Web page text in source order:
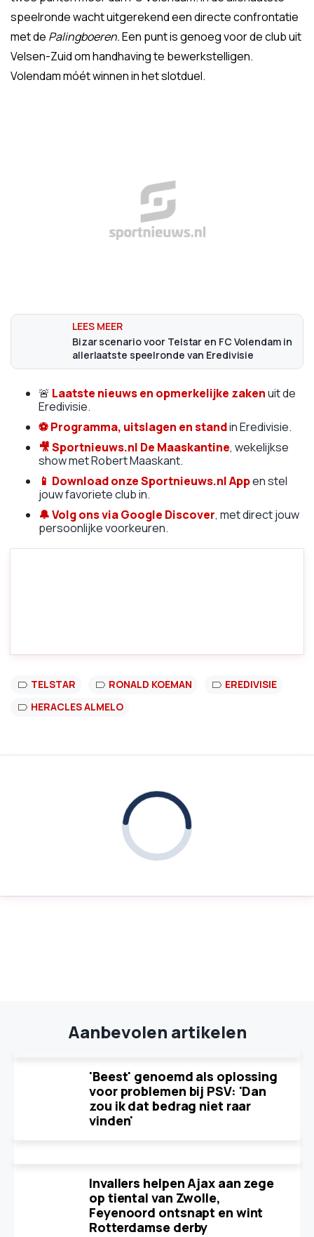
speelronde wacht uitgerekend een directe confrontatie
met de Palingboeren.Een punt is genoeg voor de club uit
Velsen-Zuid om handhaving te bewerkstelligen.
Volendam móét winnen in het slotduel.
Bizar scenario voor Telstar en FC Volendam in
allerlaatste speelronde van Eredivisie
🚨 Laatste nieuws en opmerkelijke zakenuit de
Eredivisie.
⚽Programma, uitslagen en standin Eredivisie.
🎥Sportnieuws.nl De Maaskantine, wekelijkse
show met Robert Maaskant.
📱 Download onze Sportnieuws.nl Appen stel
jouw favoriete club in.
🔔 Volg ons via Google Discover, met direct jouw
persoonlijke voorkeuren.
TELSTAR RONALD KOEMAN
EREDIVISIE
HERACLES ALMELO
Aanbevolen artikelen
'Beest' genoemd als oplossing
voor problemen bij PSV: 'Dan
zou ik dat bedrag niet raar
vinden'
Invallers helpen Ajax aan zege
op tiental van Zwolle,
Feyenoord ontsnapt en wint
Rotterdamse derby